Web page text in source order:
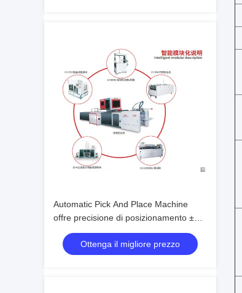
Automatic Pick And Place Machine
offre precisione di posizionamento ±
0,05 mm
Ottenga il migliore prezzo